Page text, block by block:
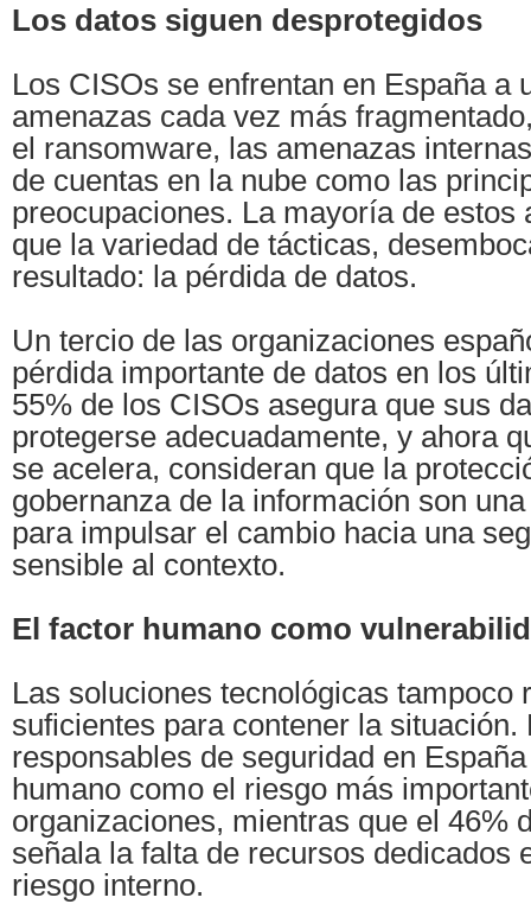
Los datos siguen desprotegidos
Los CISOs se enfrentan en España a
amenazas cada vez más
el ransomware, las amenazas
de cuentas en la nube como las
preocupaciones. La mayoría de estos
que la variedad de tácticas,
resultado: la pérdida de datos.
Un tercio de las organizaciones
pérdida importante de datos en los
55% de los CISOs asegura que sus
protegerse adecuadamente, y ahora
se acelera, consideran que la
gobernanza de la información son
para impulsar el cambio hacia una
sensible al contexto.
El factor humano como
Las soluciones tecnológicas tampoco
suficientes para contener la situación.
responsables de seguridad en
humano como el riesgo más
organizaciones, mientras que el 46%
señala la falta de recursos dedicados
riesgo interno.